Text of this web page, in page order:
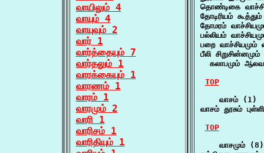
வாயிலும் 4
வாயும் 4
வாயுவும் 2
வார் 1
வார்த்தையும் 7
வார்தலும் 1
வாரக்கையும் 1
வாரணம் 1
வாரம் 1
வாரமும் 2
வாரி 1
வாரிசம் 1
வாரிதியும் 1
தொண்டிகை
தோடிரியம்
தோமரம்
பல்லியம்
பறை
பீலி
கலாபமும்
TOP
    வாசம் (1)
வாசம் தூசும்
TOP
    வாசமும் (8)